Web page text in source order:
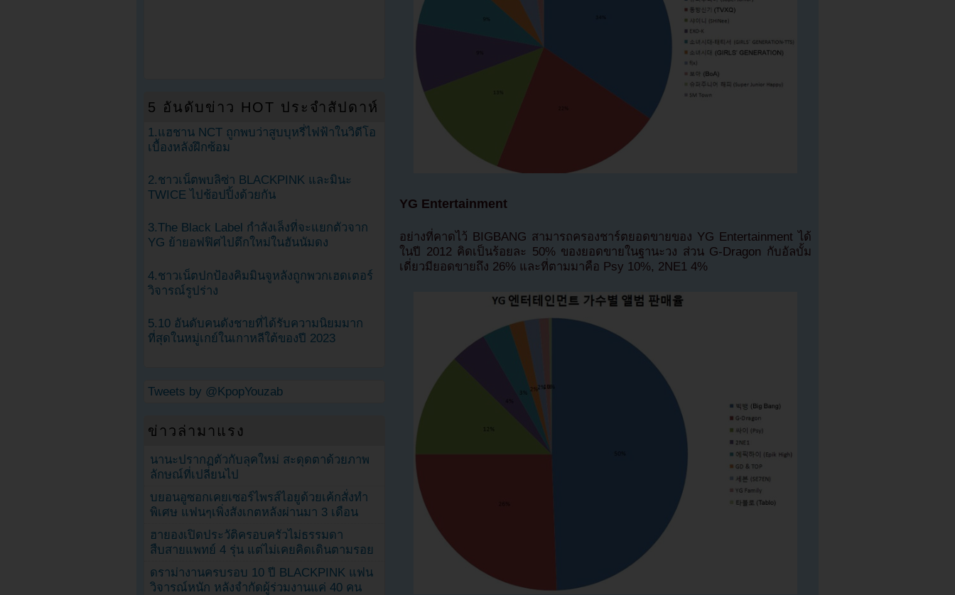
YG Entertainment
อย่างที่คาดไว้ BIGBANG สามารถครองชาร์ตยอดขายของ YG Entertainment ได้
ในปี 2012 คิดเป็นร้อยละ 50% ของยอดขายในฐานะวง ส่วน G-Dragon กับอัลบั้ม
เดี่ยวมียอดขายถึง 26% และที่ตามมาคือ Psy 10%, 2NE1 4%
5 อันดับข่าว HOT ประจำสัปดาห์
1.แฮชาน NCT ถูกพบว่าสูบบุหรี่ไฟฟ้าในวิดีโอ
เบื้องหลังฝึกซ้อม
2.ชาวเน็ตพบลิซ่า BLACKPINK และมินะ
TWICE ไปช้อปปิ้งด้วยกัน
3.The Black Label กำลังเล็งที่จะแยกตัวจาก
YG ย้ายอฟฟิศไปตึกใหม่ในฮันนัมดง
4.ชาวเน็ตปกป้องคิมมินจูหลังถูกพวกเฮดเตอร์
วิจารณ์รูปร่าง
5.10 อันดับคนดังชายที่ได้รับความนิยมมาก
ที่สุดในหมู่เกย์ในเกาหลีใต้ของปี 2023
Tweets by @KpopYouzab
ข่าวล่ามาแรง
นานะปรากฏตัวกับลุคใหม่ สะดุดตาด้วยภาพ
ลักษณ์ที่เปลี่ยนไป
บยอนอูซอกเคยเซอร์ไพรส์ไอยูด้วยเค้กสั่งทำ
พิเศษ แฟนๆเพิ่งสังเกตหลังผ่านมา 3 เดือน
ฮายองเปิดประวัติครอบครัวไม่ธรรมดา
สืบสายแพทย์ 4 รุ่น แต่ไม่เคยคิดเดินตามรอย
ดราม่างานครบรอบ 10 ปี BLACKPINK แฟน
วิจารณ์หนัก หลังจำกัดผู้ร่วมงานแค่ 40 คน